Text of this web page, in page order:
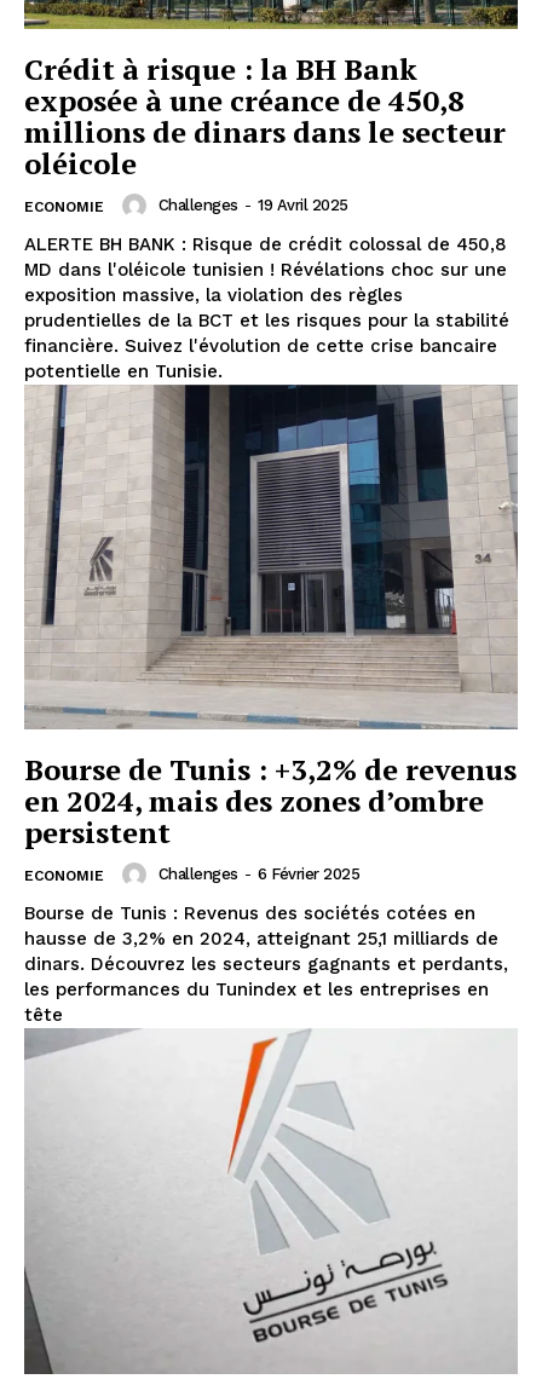
Crédit à risque : la BH Bank
exposée à une créance de 450,8
millions de dinars dans le secteur
oléicole
ECONOMIE Challenges - 19 Avril 2025
ALERTE BH BANK : Risque de crédit colossal de 450,8
MD dans l'oléicole tunisien ! Révélations choc sur une
exposition massive, la violation des règles
prudentielles de la BCT et les risques pour la stabilité
financière. Suivez l'évolution de cette crise bancaire
potentielle en Tunisie.
Bourse de Tunis : +3,2% de revenus
en 2024, mais des zones d’ombre
persistent
ECONOMIE Challenges - 6 Février 2025
Bourse de Tunis : Revenus des sociétés cotées en
hausse de 3,2% en 2024, atteignant 25,1 milliards de
dinars. Découvrez les secteurs gagnants et perdants,
les performances du Tunindex et les entreprises en
tête